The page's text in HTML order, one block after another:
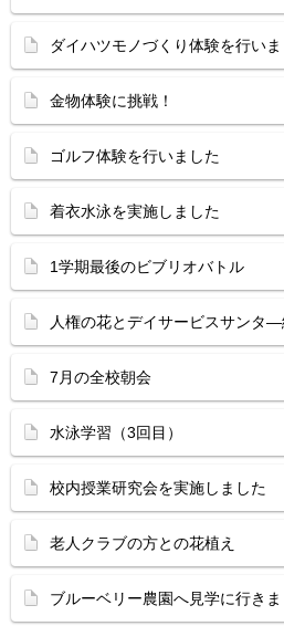
ダイハツモノづくり体験を行い
金物体験に挑戦！
ゴルフ体験を行いました
着衣水泳を実施しました
1学期最後のビブリオバトル
人権の花とデイサービスサンタ―
7月の全校朝会
水泳学習（3回目）
校内授業研究会を実施しました
老人クラブの方との花植え
ブルーベリー農園へ見学に行き